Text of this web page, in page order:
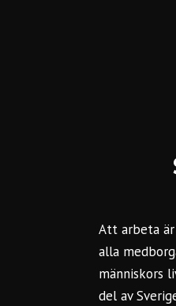
Att arbeta
alla
människors
del av